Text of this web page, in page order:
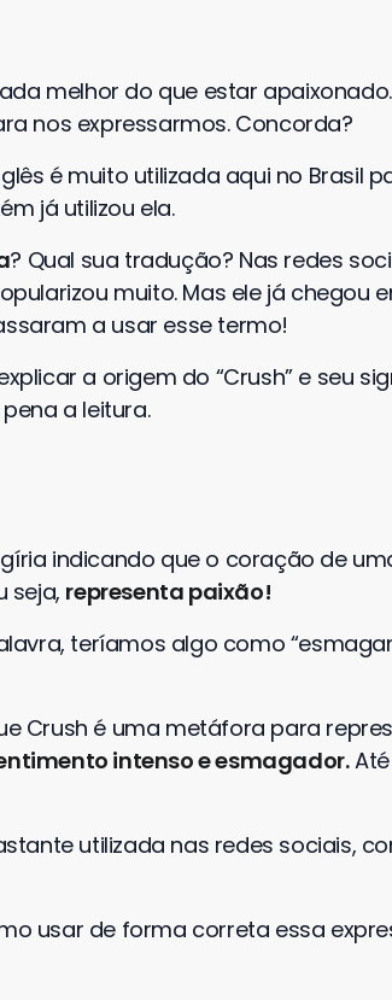
melhor do que estar
nos expressarmos. Concorda?
é muito utilizada aqui no Brasil
já utilizou ela.
? Qual sua tradução? Nas redes
muito. Mas ele já chegou
a usar esse termo!
a origem do “Crush” e seu
a leitura.
indicando que o coração de
seja, representa paixão!
teríamos algo como
Crush é uma metáfora para
intenso e esmagador.Até
utilizada nas redes sociais,
usar de forma correta essa